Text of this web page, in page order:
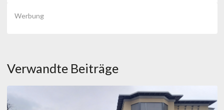
Werbung
Verwandte Beiträge